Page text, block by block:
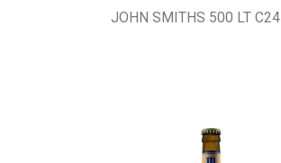
JOHN SMITHS 500 LT C24